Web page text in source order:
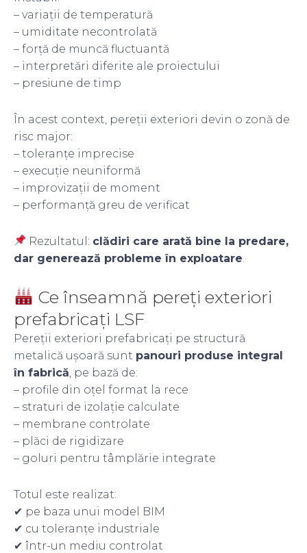
– variații de temperatură
– umiditate necontrolată
– forță de muncă fluctuantă
– interpretări diferite ale proiectului
– presiune de timp
În acest context, pereții exteriori devin o zonă de
risc major:
– toleranțe imprecise
– execuție neuniformă
– improvizații de moment
– performanță greu de verificat
Rezultatul: clădiri care arată bine la predare,
dar generează probleme în exploatare
Ce înseamnă pereți exteriori
prefabricați LSF
Pereții exteriori prefabricați pe structură
metalică ușoară sunt panouri produse integral
în fabrică , pe bază de:
– profile din oțel format la rece
– straturi de izolație calculate
– membrane controlate
– plăci de rigidizare
– goluri pentru tâmplărie integrate
Totul este realizat:
✔ pe baza unui model BIM
✔ cu toleranțe industriale
✔ într-un mediu controlat